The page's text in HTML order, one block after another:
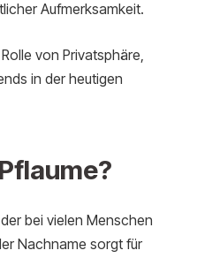
Aufmerksamkeit.
von Privatsphäre,
in der heutigen
bei vielen Menschen
Nachname sorgt für